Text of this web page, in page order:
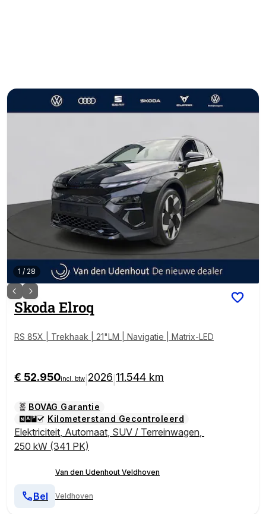
1 / 28
SkodaElroq
RS 85X | Trekhaak | 21"LM | Navigatie | Matrix-LED
€ 52.950incl. btw 2026 11.544 km
BOVAG Garantie
Kilometerstand Gecontroleerd
Elektriciteit, Automaat, SUV / Terreinwagen,
250 kW (341 PK)
Van den Udenhout Veldhoven
Veldhoven
Bel